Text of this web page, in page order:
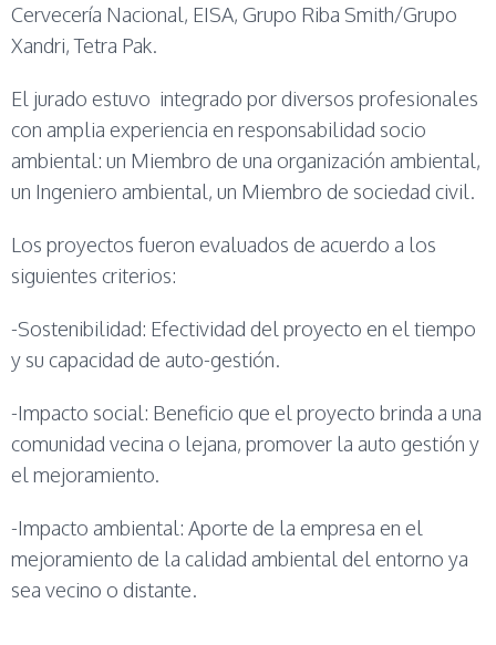
Cervecería Nacional, EISA, Grupo Riba Smith/Grupo
Xandri, Tetra Pak.
El jurado estuvo integrado por diversos profesionales
con amplia experiencia en responsabilidad socio
ambiental: un Miembro de una organización ambiental,
un Ingeniero ambiental, un Miembro de sociedad civil.
Los proyectos fueron evaluados de acuerdo a los
siguientes criterios:
-Sostenibilidad: Efectividad del proyecto en el tiempo
y su capacidad de auto-gestión.
-Impacto social: Beneficio que el proyecto brinda a una
comunidad vecina o lejana, promover la auto gestión y
el mejoramiento.
-Impacto ambiental: Aporte de la empresa en el
mejoramiento de la calidad ambiental del entorno ya
sea vecino o distante.